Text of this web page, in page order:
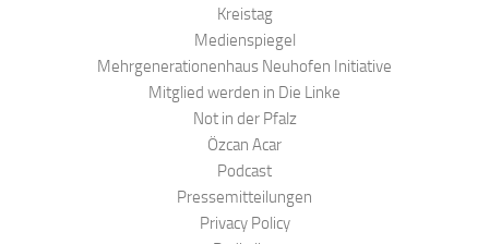
Kreistag
Medienspiegel
Mehrgenerationenhaus Neuhofen Initiative
Mitglied werden in Die Linke
Not in der Pfalz
Özcan Acar
Podcast
Pressemitteilungen
Privacy Policy